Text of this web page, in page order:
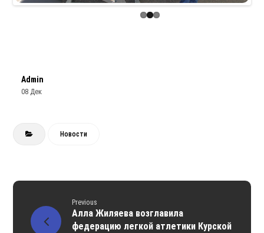
Admin
08 Дек
Новости
Previous
Алла Жиляева возглавила
федерацию легкой атлетики Курской